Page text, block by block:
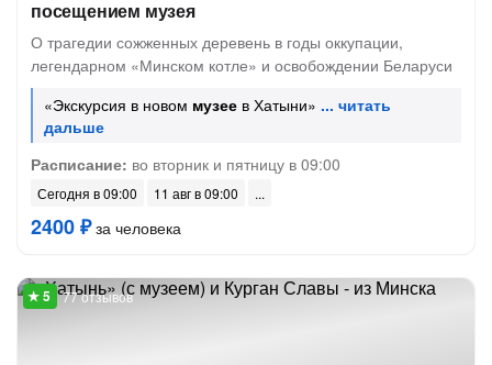
посещением музея
О трагедии сожженных деревень в годы оккупации,
легендарном «Минском котле» и освобождении Беларуси
«Экскурсия в новом музее в Хатыни»
Расписание: во вторник и пятницу в 09:00
Сегодня в 09:00 11 авг в 09:00
2400 ₽за человека
77 отзывов